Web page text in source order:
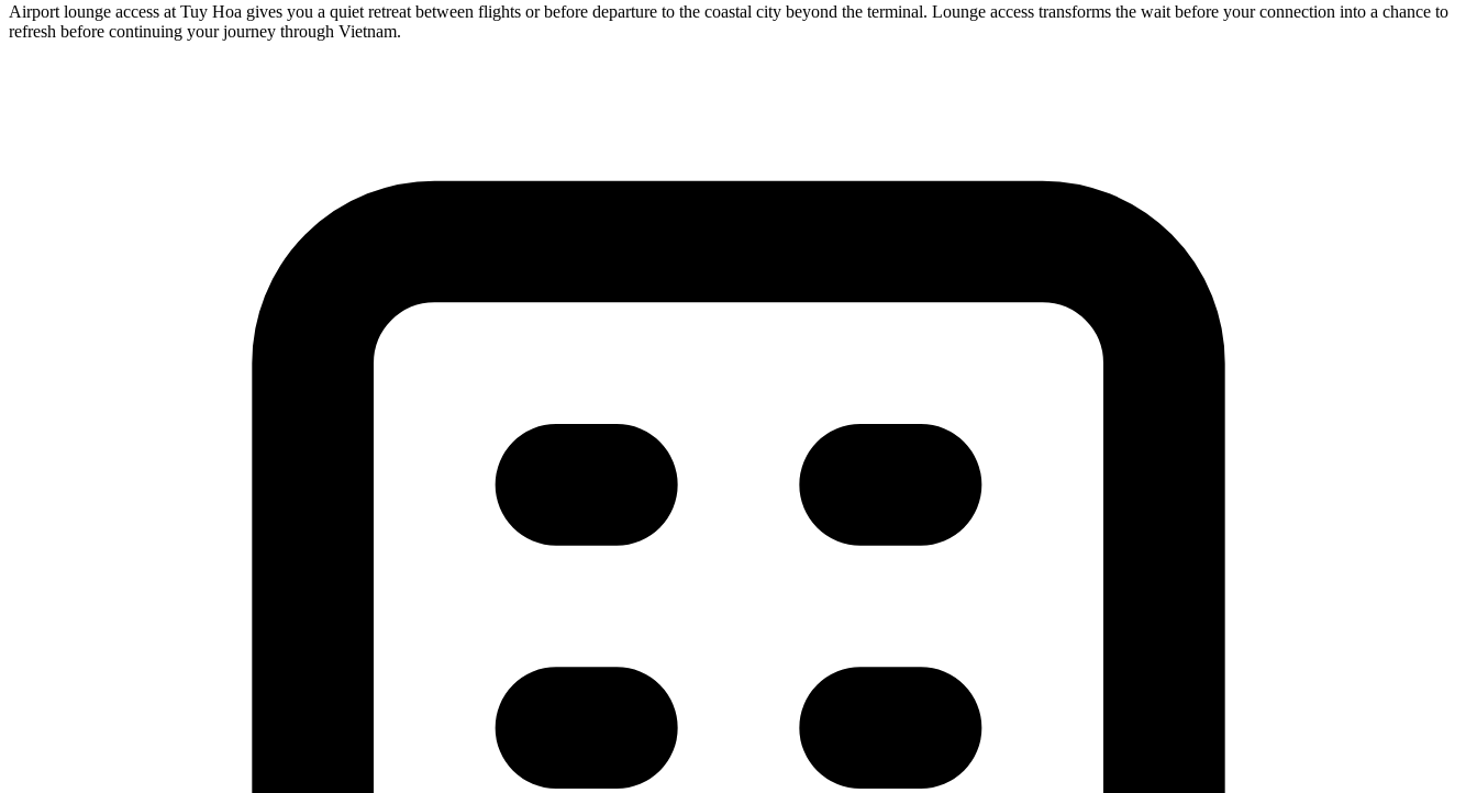
Airport lounge access at Tuy Hoa gives you a quiet retreat between flights or before departure to the coastal city beyond the terminal. Lounge access transforms the wait before your connection into a chance to
refresh before continuing your journey through Vietnam.